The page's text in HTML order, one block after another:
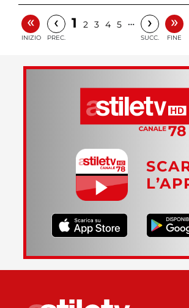
«
INIZIO
‹
PREC.
1 2 3 4 5 … ›
SUCC.
»
FINE